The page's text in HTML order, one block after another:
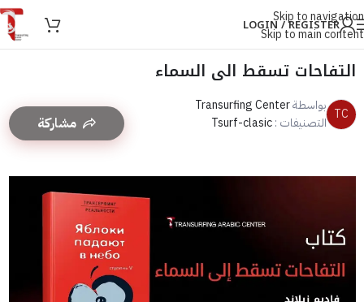
Skip to navigation
Skip to main content
LOGIN / REGISTER
التفاحات تسقط الى السماء
TC
بواسطةTransurfing Center
التصنيفات :Tsurf-clasic مشاركة